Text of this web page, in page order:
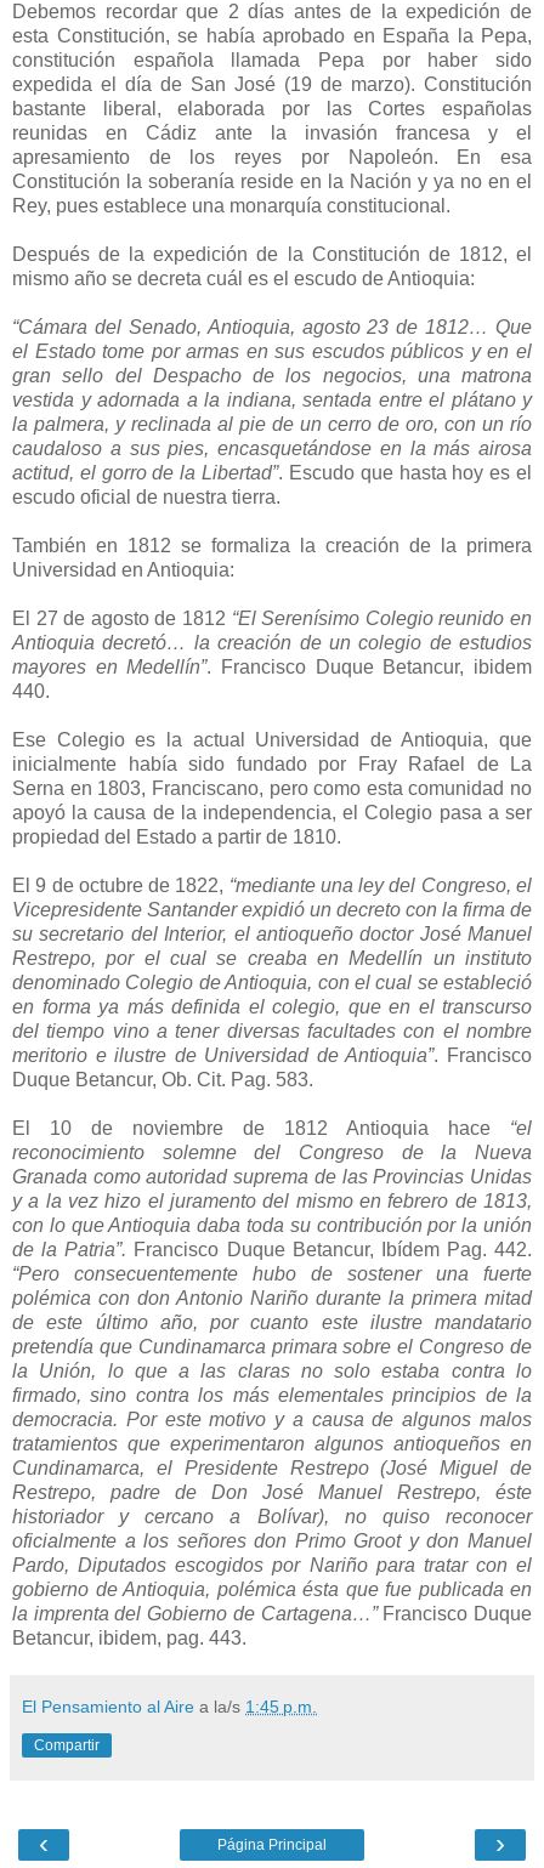
Debemos recordar que 2 días antes de la expedición de
esta Constitución, se había aprobado en España la Pepa,
constitución española llamada Pepa por haber sido
expedida el día de San José (19 de marzo). Constitución
bastante liberal, elaborada por las Cortes españolas
reunidas en Cádiz ante la invasión francesa y el
apresamiento de los reyes por Napoleón. En esa
Constitución la soberanía reside en la Nación y ya no en el
Rey, pues establece una monarquía constitucional.
Después de la expedición de la Constitución de 1812, el
mismo año se decreta cuál es el escudo de Antioquia:
“Cámara del Senado, Antioquia, agosto 23 de 1812… Que
el Estado tome por armas en sus escudos públicos y en el
gran sello del Despacho de los negocios, una matrona
vestida y adornada a la indiana, sentada entre el plátano y
la palmera, y reclinada al pie de un cerro de oro, con un río
caudaloso a sus pies, encasquetándose en la más airosa
actitud, el gorro de la Libertad”. Escudo que hasta hoy es el
escudo oficial de nuestra tierra.
También en 1812 se formaliza la creación de la primera
Universidad en Antioquia:
El 27 de agosto de 1812 “El Serenísimo Colegio reunido en
Antioquia decretó… la creación de un colegio de estudios
mayores en Medellín”. Francisco Duque Betancur, ibidem
440.
Ese Colegio es la actual Universidad de Antioquia, que
inicialmente había sido fundado por Fray Rafael de La
Serna en 1803, Franciscano, pero como esta comunidad no
apoyó la causa de la independencia, el Colegio pasa a ser
propiedad del Estado a partir de 1810.
El 9 de octubre de 1822, “mediante una ley del Congreso, el
Vicepresidente Santander expidió un decreto con la firma de
su secretario del Interior, el antioqueño doctor José Manuel
Restrepo, por el cual se creaba en Medellín un instituto
denominado Colegio de Antioquia, con el cual se estableció
en forma ya más definida el colegio, que en el transcurso
del tiempo vino a tener diversas facultades con el nombre
meritorio e ilustre de Universidad de Antioquia”. Francisco
Duque Betancur, Ob. Cit. Pag. 583.
El 10 de noviembre de 1812 Antioquia hace “el
reconocimiento solemne del Congreso de la Nueva
Granada como autoridad suprema de las Provincias Unidas
y a la vez hizo el juramento del mismo en febrero de 1813,
con lo que Antioquia daba toda su contribución por la unión
de la Patria”. Francisco Duque Betancur, Ibídem Pag. 442.
“Pero consecuentemente hubo de sostener una fuerte
polémica con don Antonio Nariño durante la primera mitad
de este último año, por cuanto este ilustre mandatario
pretendía que Cundinamarca primara sobre el Congreso de
la Unión, lo que a las claras no solo estaba contra lo
firmado, sino contra los más elementales principios de la
democracia. Por este motivo y a causa de algunos malos
tratamientos que experimentaron algunos antioqueños en
Cundinamarca, el Presidente Restrepo (José Miguel de
Restrepo, padre de Don José Manuel Restrepo, éste
historiador y cercano a Bolívar), no quiso reconocer
oficialmente a los señores don Primo Groot y don Manuel
Pardo, Diputados escogidos por Nariño para tratar con el
gobierno de Antioquia, polémica ésta que fue publicada en
la imprenta del Gobierno de Cartagena…”Francisco Duque
Betancur, ibidem, pag. 443.
El Pensamiento al Aire a la/s 1:45 p.m.
Compartir
‹ ›
Página Principal